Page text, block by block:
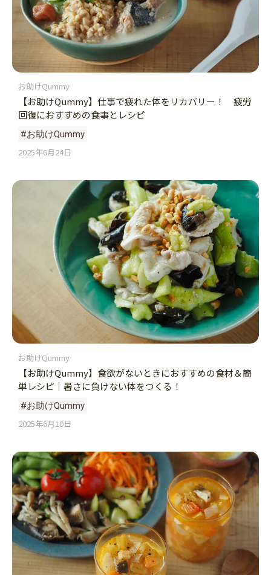
お助けQummy
【お助けQummy】仕事で疲れた体をリカバリー！ 疲労
回復におすすめの食事とレシピ
#お助けQummy
2025年6月24日
お助けQummy
【お助けQummy】食欲がないときにおすすめの食材＆簡
単レシピ｜暑さに負けない体をつくる！
#お助けQummy
2025年6月10日